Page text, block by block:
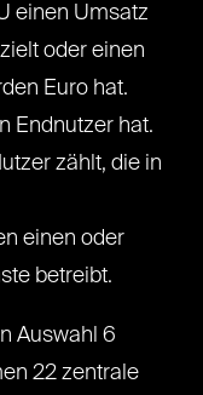
einen Umsatz
oder einen
Euro hat.
Endnutzer hat.
zählt, die in
einen oder
betreibt.
Auswahl 6
22 zentrale